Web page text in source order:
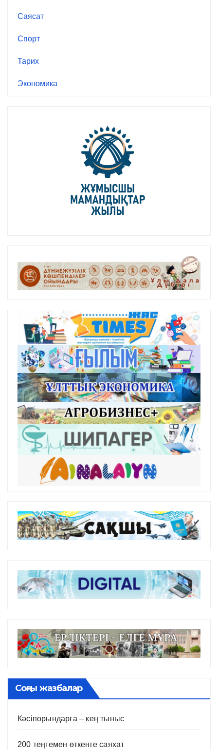
Саясат
Спорт
Тарих
Экономика
Соңғы жазбалар
Кәсіпорындарға – кең тыныс
200 теңгемен өткенге саяхат